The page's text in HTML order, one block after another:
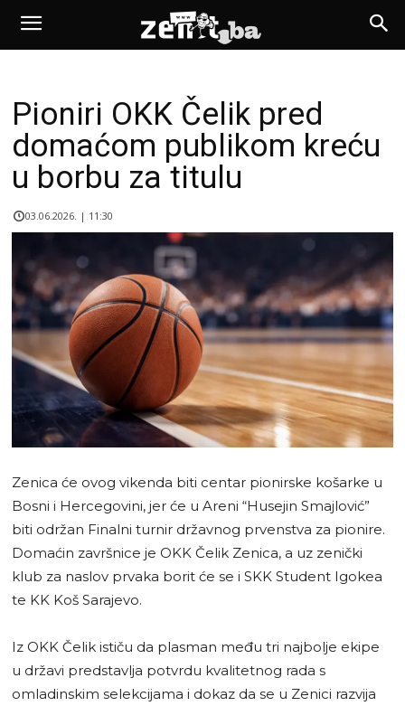
Pioniri OKK Čelik pred
domaćom publikom kreću
u borbu za titulu
03.06.2026. | 11:30
Zenica će ovog vikenda biti centar pionirske košarke u
Bosni i Hercegovini, jer će u Areni “Husejin Smajlović”
biti održan Finalni turnir državnog prvenstva za pionire.
Domaćin završnice je OKK Čelik Zenica, a uz zenički
klub za naslov prvaka borit će se i SKK Student Igokea
te KK Koš Sarajevo.
Iz OKK Čelik ističu da plasman među tri najbolje ekipe
u državi predstavlja potvrdu kvalitetnog rada s
omladinskim selekcijama i dokaz da se u Zenici razvija